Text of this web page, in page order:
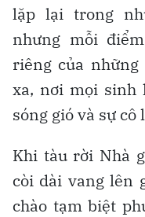
lặp lại trong
nhưng mỗi
riêng của
xa, nơi mọi sinh
sóng gió và sự cô
Khi tàu rời Nhà
còi dài vang lên
chào tạm biệt